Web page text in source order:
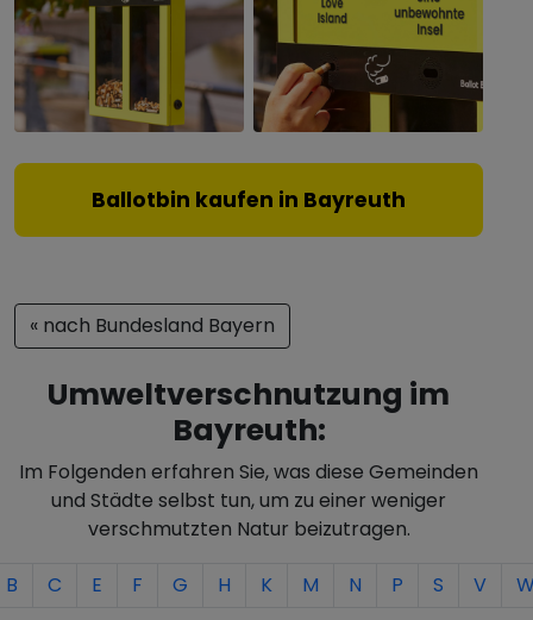
Ballotbin kaufen in Bayreuth
« nach Bundesland Bayern
Umweltverschnutzung im
Bayreuth:
Im Folgenden erfahren Sie, was diese Gemeinden
und Städte selbst tun, um zu einer weniger
verschmutzten Natur beizutragen.
B C E F G H K M N P S V